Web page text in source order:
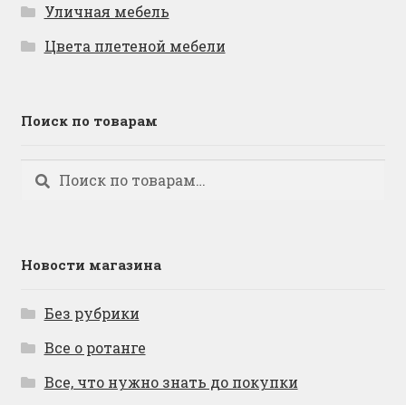
Уличная мебель
Цвета плетеной мебели
Поиск по товарам
Искать:
Поиск
Новости магазина
Без рубрики
Все о ротанге
Все, что нужно знать до покупки